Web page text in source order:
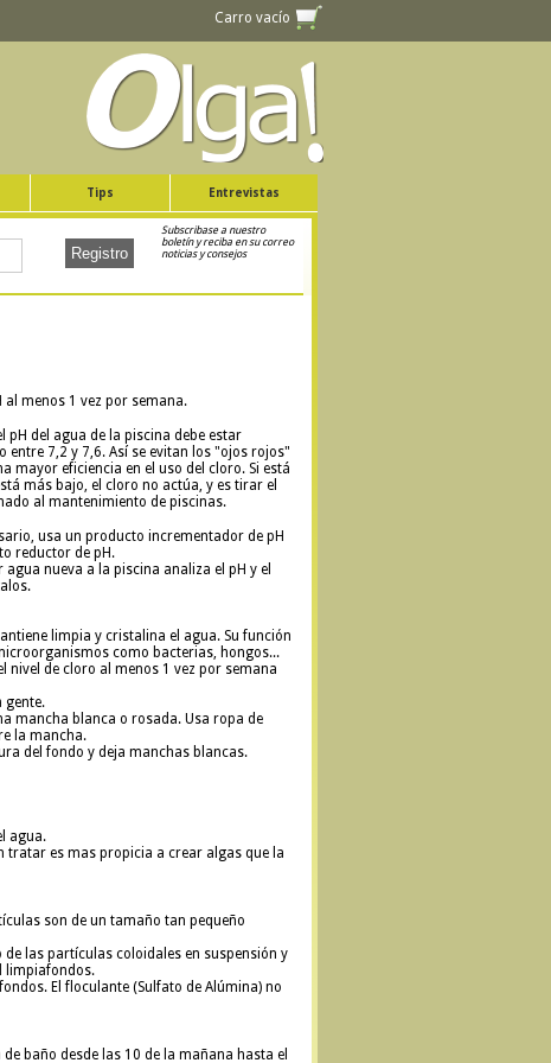
Carro vacío
Tips Entrevistas
Subscribase a nuestro
boletín y reciba en su correo
noticias y consejos
al menos 1 vez por semana.
pH del agua de la piscina debe estar
entre 7,2 y 7,6. Así se evitan los "ojos rojos"
mayor eficiencia en el uso del cloro. Si está
más bajo, el cloro no actúa, y es tirar el
al mantenimiento de piscinas.
usa un producto incrementador de pH
reductor de pH.
agua nueva a la piscina analiza el pH y el
limpia y cristalina el agua. Su función
como bacterias, hongos...
nivel de cloro al menos 1 vez por semana
gente.
mancha blanca o rosada. Usa ropa de
la mancha.
del fondo y deja manchas blancas.
agua.
tratar es mas propicia a crear algas que la
son de un tamaño tan pequeño
las partículas coloidales en suspensión y
limpiafondos.
El floculante (Sulfato de Alúmina) no
baño desde las 10 de la mañana hasta el